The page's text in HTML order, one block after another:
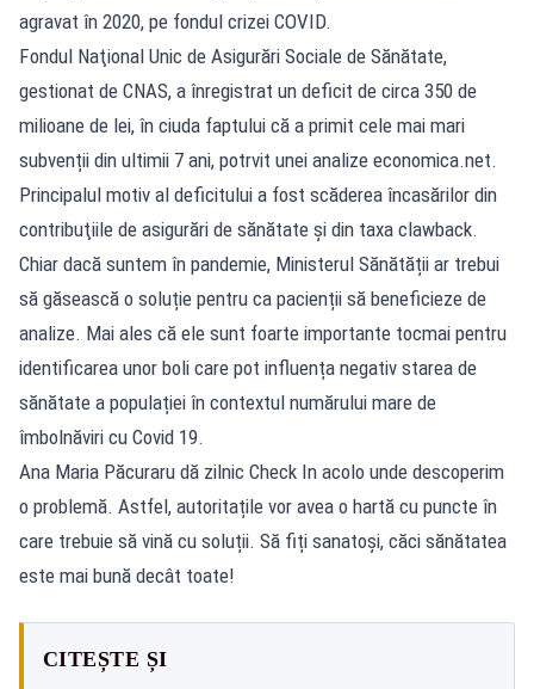
agravat în 2020, pe fondul crizei COVID.
Fondul Naţional Unic de Asigurări Sociale de Sănătate,
gestionat de CNAS, a înregistrat un deficit de circa 350 de
milioane de lei, în ciuda faptului că a primit cele mai mari
subvenții din ultimii 7 ani, potrvit unei analize economica.net.
Principalul motiv al deficitului a fost scăderea încasărilor din
contribuţiile de asigurări de sănătate şi din taxa clawback.
Chiar dacă suntem în pandemie, Ministerul Sănătății ar trebui
să găsească o soluție pentru ca pacienții să beneficieze de
analize. Mai ales că ele sunt foarte importante tocmai pentru
identificarea unor boli care pot influența negativ starea de
sănătate a populației în contextul numărului mare de
îmbolnăviri cu Covid 19.
Ana Maria Păcuraru dă zilnic Check In acolo unde descoperim
o problemă. Astfel, autoritațile vor avea o hartă cu puncte în
care trebuie să vină cu soluții. Să fiți sanatoși, căci sănătatea
este mai bună decât toate!
CITEȘTE ȘI